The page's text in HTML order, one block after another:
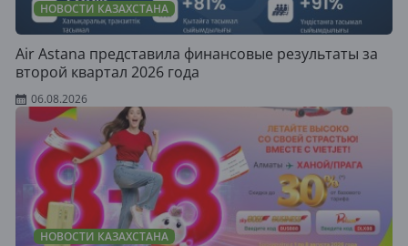
НОВОСТИ КАЗАХСТАНА
Air Astana представила финансовые результаты за
второй квартал 2026 года
06.08.2026
НОВОСТИ КАЗАХСТАНА